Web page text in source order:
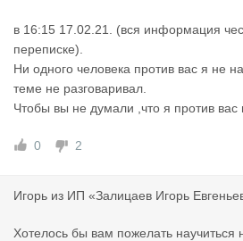
в 16:15 17.02.21. (вся информация
переписке).
Ни одного человека против вас я не
теме не разговаривал.
Чтобы вы не думали ,что я против вас
0 2
Игорь из ИП «Залицаев Игорь
Хотелось бы вам пожелать научиться